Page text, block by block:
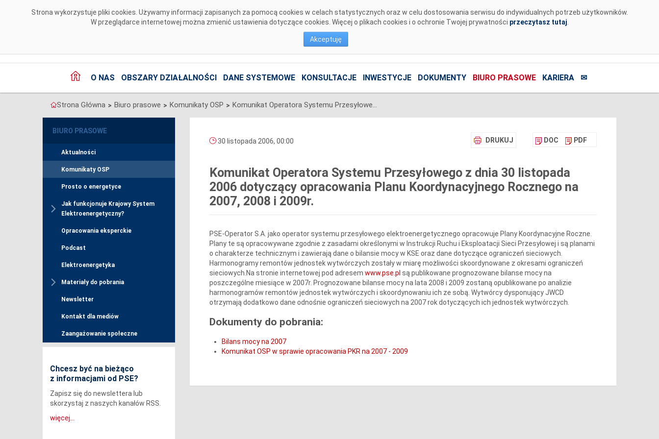
Strona wykorzystuje pliki cookies. Używamy informacji zapisanych za pomocą cookies w celach statystycznych oraz w celu dostosowania serwisu do indywidualnych potrzeb użytkowników.
W przeglądarce internetowej można zmienić ustawienia dotyczące cookies. Więcej o plikach cookies i o ochronie Twojej prywatności przeczytasz tutaj
Akceptuję
O NAS OBSZARY DZIAŁALNOŚCI DANE SYSTEMOWE KONSULTACJE INWESTYCJE DOKUMENTY BIURO PRASOWE KARIERA ✉
Strona Główna > Biuro prasowe > Komunikaty OSP > Komunikat Operatora Systemu Przesyłowego z dnia 30 listopada 2006 dotyczący opracowania Planu Koordynacyjnego Rocznego na 2007, 2008 i 2009r.
BIURO PRASOWE
Aktualności
Komunikaty OSP
Prosto o energetyce
Jak funkcjonuje Krajowy System
Elektroenergetyczny?
Opracowania eksperckie
Podcast
Elektroenergetyka
Materiały do pobrania
Newsletter
Kontakt dla mediów
Zaangażowanie społeczne
Chcesz być na bieżąco
z informacjami od PSE?
Zapisz się do newslettera lub
skorzystaj z naszych kanałów RSS.
więcej...
DRUKUJ DOC PDF
30 listopada 2006, 00:00
Komunikat Operatora Systemu Przesyłowego z dnia 30 listopada
2006 dotyczący opracowania Planu Koordynacyjnego Rocznego na
2007, 2008 i 2009r.
PSE-Operator S.A. jako operator systemu przesyłowego elektroenergetycznego opracowuje Plany Koordynacyjne Roczne.
Plany te są opracowywane zgodnie z zasadami określonymi w Instrukcji Ruchu i Eksploatacji Sieci Przesyłowej i są planami
o charakterze technicznym i zawierają dane o bilansie mocy w KSE oraz dane dotyczące ograniczeń sieciowych.
Harmonogramy remontów jednostek wytwórczych zostały w miarę możliwości skoordynowane z okresami ograniczeń
sieciowych.Na stronie internetowej pod adresem www.pse.pl są publikowane prognozowane bilanse mocy na
poszczególne miesiące w 2007r. Prognozowane bilanse mocy na lata 2008 i 2009 zostaną opublikowane po analizie
harmonogramów remontów jednostek wytwórczych i skoordynowaniu ich ze sobą. Wytwórcy dysponujący JWCD
otrzymają dodatkowo dane odnośnie ograniczeń sieciowych na 2007 rok dotyczących ich jednostek wytwórczych.
Dokumenty do pobrania:
Bilans mocy na 2007
Komunikat OSP w sprawie opracowania PKR na 2007 - 2009